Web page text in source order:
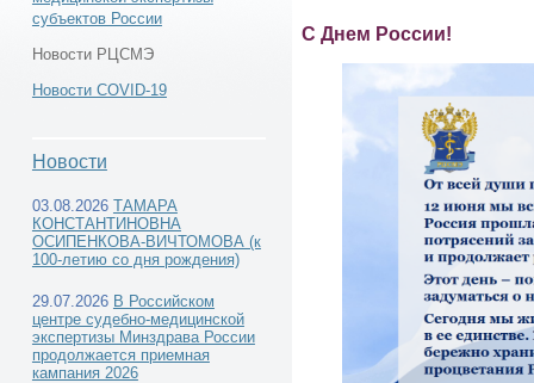
субъектов России
Новости РЦСМЭ
Новости COVID-19
Новости
03.08.2026 ТАМАРА
КОНСТАНТИНОВНА
ОСИПЕНКОВА-ВИЧТОМОВА (к
100-летию со дня рождения)
29.07.2026 В Российском
центре судебно-медицинской
экспертизы Минздрава России
продолжается приемная
кампания 2026
С Днем России!